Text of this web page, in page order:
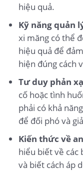
hiệu quả.
Kỹ năng quản
xi măng có thể
hiệu quả để
hiện đúng cách
Tư duy phản
cố hoặc tình
phải có khả
để đối phó và
Kiến thức về
hiểu biết về các
và biết cách áp